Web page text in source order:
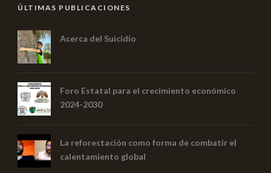
ÚLTIMAS PUBLICACIONES
Acerca del Suicidio
Foro Estatal para el crecimiento económico
2024-2030
La reforestación como forma de combatir el
calentamiento global